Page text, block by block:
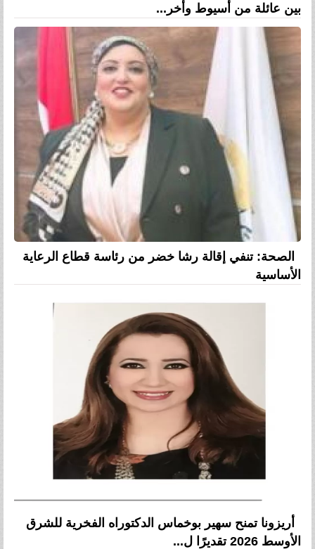
بين عائلة من أسيوط وأخر...
الصحة: تنفي إقالة رشا خضر من رئاسة قطاع الرعاية
الأساسية
أريزونا تمنح سهير بوخماس الدكتوراه الفخرية للشرق
الأوسط 2026 تقديرًا ل...